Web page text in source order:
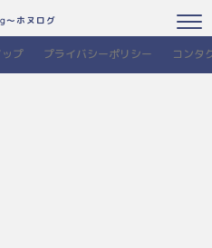
～ホヌログ
プ プライバシーポリシー コンタ